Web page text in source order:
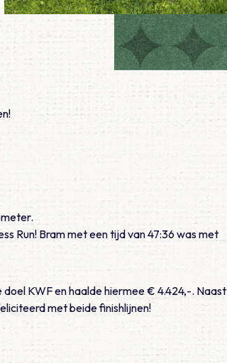
Run! Bram met een tijd van 47:36 was met
KWF en haalde hiermee € 4.424,-. Naast
met beide finishlijnen!